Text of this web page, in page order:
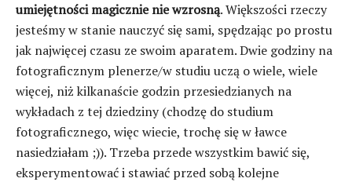
umiejętności magicznie nie wzrosną. Większości rzeczy
jesteśmy w stanie nauczyć się sami, spędzając po prostu
jak najwięcej czasu ze swoim aparatem. Dwie godziny na
fotograficznym plenerze/w studiu uczą o wiele, wiele
więcej, niż kilkanaście godzin przesiedzianych na
wykładach z tej dziedziny (chodzę do studium
fotograficznego, więc wiecie, trochę się w ławce
nasiedziałam ;)). Trzeba przede wszystkim bawić się,
eksperymentować i stawiać przed sobą kolejne